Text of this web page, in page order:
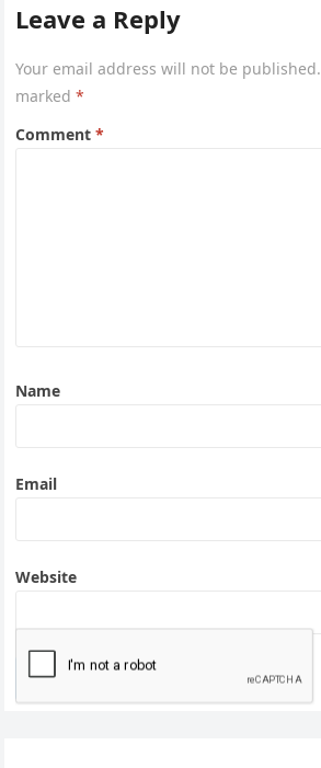
Leave a Reply
Your email address will not be published.
marked*
Comment*
Name
Email
Website